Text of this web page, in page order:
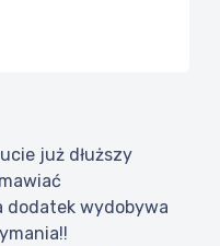
już dłuższy
dodatek wydobywa